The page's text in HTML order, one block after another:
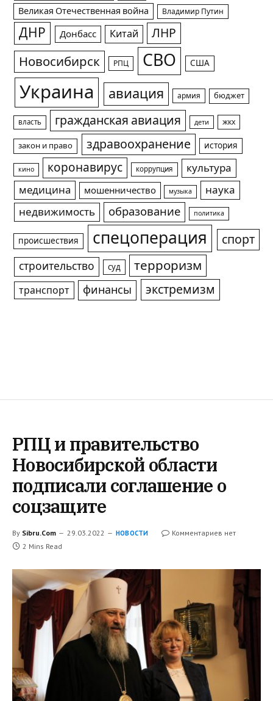
Великая Отечественная война Владимир Путин
ДНР Донбасс Китай ЛНР
Новосибирск РПЦ СВО США
Украина авиация армия бюджет
власть гражданская авиация дети жкх
закон и право здравоохранение история
кино коронавирус коррупция
культура
медицина
мошенничество музыка
наука
недвижимость
образование политика
происшествия спецоперация спорт
строительство суд терроризм
транспорт финансы экстремизм
РПЦ и правительство
Новосибирской области
подписали соглашение о
соцзащите
By Sibru.Com 29.03.2022 НОВОСТИ
Комментариев нет
2 Mins Read